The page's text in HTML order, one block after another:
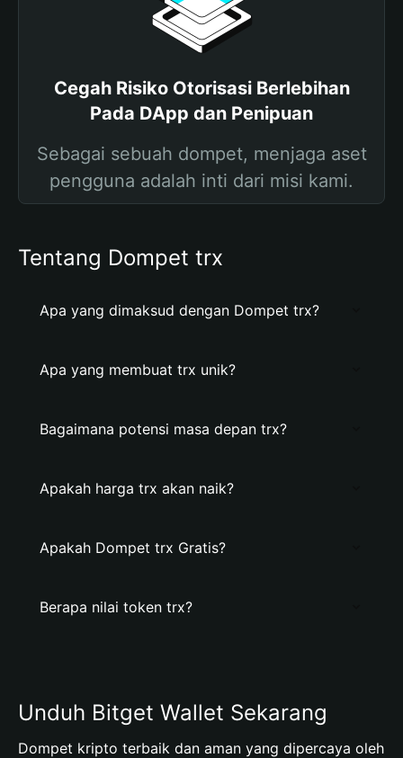
Cegah Risiko Otorisasi Berlebihan
Pada DApp dan Penipuan
Sebagai sebuah dompet, menjaga aset
pengguna adalah inti dari misi kami.
Tentang Dompet trx
Apa yang dimaksud dengan Dompet trx?
Apa yang membuat trx unik?
Bagaimana potensi masa depan trx?
Apakah harga trx akan naik?
Apakah Dompet trx Gratis?
Berapa nilai token trx?
Unduh Bitget Wallet Sekarang
Dompet kripto terbaik dan aman yang dipercaya oleh